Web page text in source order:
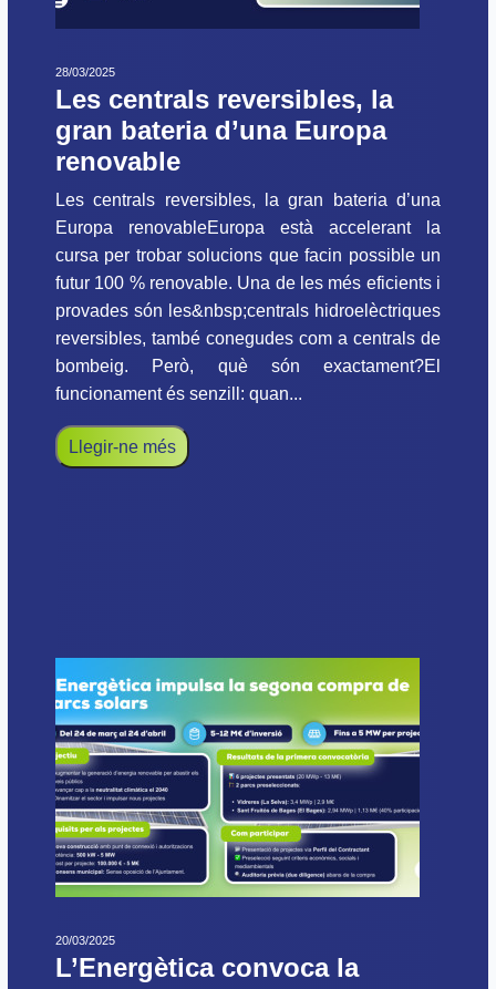
28/03/2025
Les centrals reversibles, la
gran bateria d’una Europa
renovable
Les centrals reversibles, la gran bateria d’una
Europa renovableEuropa està accelerant la
cursa per trobar solucions que facin possible un
futur 100 % renovable. Una de les més eficients i
provades són les&nbsp;centrals hidroelèctriques
reversibles, també conegudes com a centrals de
bombeig. Però, què són exactament?El
funcionament és senzill: quan...
Llegir-ne més
20/03/2025
L’Energètica convoca la